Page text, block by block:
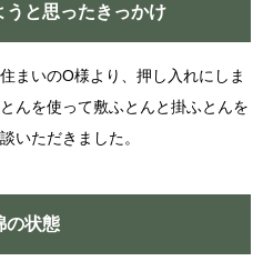
うと思ったきっかけ
まいのO様より、押し入れにしま
んを使って敷ふとんと掛ふとんを
いただきました。
の状態